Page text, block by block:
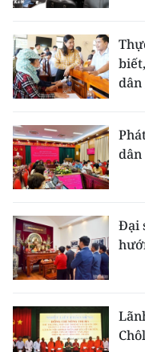
ĐỌC BÁO IN
ENGLISH
中文
FRANÇAIS
РУССКИЙ
ESPAÑOL
한국어
dân
Đại